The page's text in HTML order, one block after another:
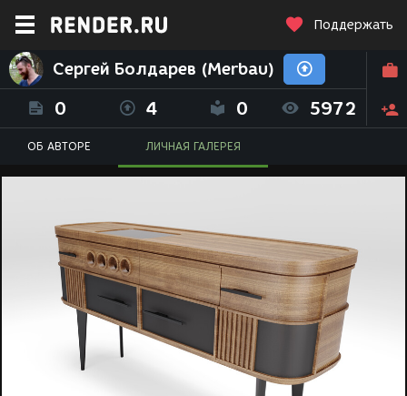
Поддержать
Сергей Болдарев (Merbau)
0 4 0 5972
ОБ АВТОРЕ ЛИЧНАЯ ГАЛЕРЕЯ